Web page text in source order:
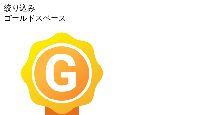
絞り込み
ゴールドスペース